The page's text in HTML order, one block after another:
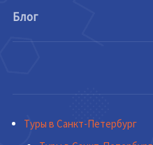
Блог
Туры в Санкт-Петербург